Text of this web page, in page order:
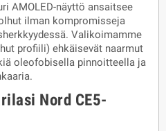
AMOLED-näyttö ansaitsee
ilman kompromisseja
Valikoimamme
profiili) ehkäisevät naarmut
oleofobisella pinnoitteella ja
Nord CE5-